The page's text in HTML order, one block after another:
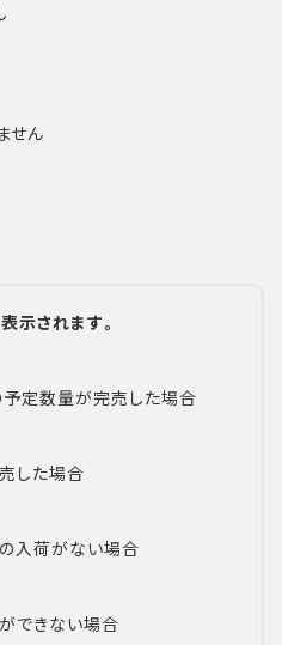
せん
示されます。
予定数量が完売した場合
した場合
入荷がない場合
できない場合